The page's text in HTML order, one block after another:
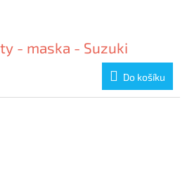
- maska - Suzuki
Do košíku